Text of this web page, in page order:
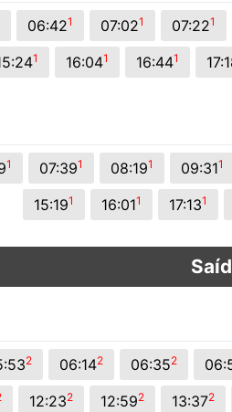
06:421 07:021 07:221
1 16:041 16:441
1 07:391 08:191 09:311
15:191 16:011 17:131
2 06:142 06:352
12:232 12:592 13:372